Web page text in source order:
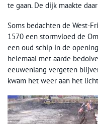
te gaan. De dijk maakte
Soms bedachten de West-
1570 een stormvloed de
een oud schip in de
helemaal met aarde
eeuwenlang vergeten
kwam het weer aan het